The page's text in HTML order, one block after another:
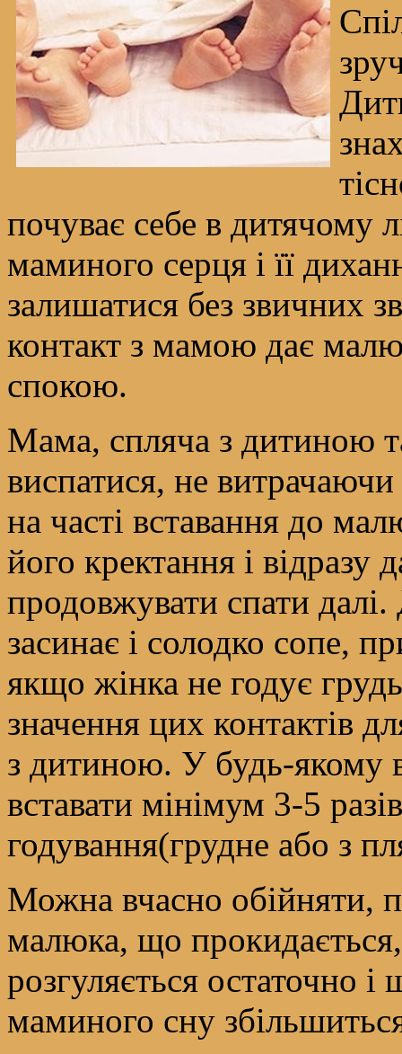
почуває себе в дитячому
маминого серця і її
залишатися без звичних
контакт з мамою дає
спокою.
Мама, спляча з дитиною
виспатися, не
на часті вставання до
його кректання і
продовжувати спати
засинає і солодко сопе,
якщо жінка не годує
значення цих контактів
з дитиною. У будь-якому
вставати мінімум 3-5
годування(грудне або з
Можна вчасно обійняти,
малюка, що
розгуляється остаточно
маминого сну